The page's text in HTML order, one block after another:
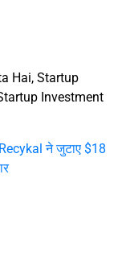
Hai, Startup
Investment
ने जुटाए $18